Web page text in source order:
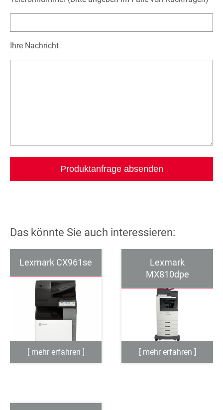
Ihre Nachricht
Das könnte Sie auch interessieren:
Lexmark CX961se
Lexmark
MX810dpe